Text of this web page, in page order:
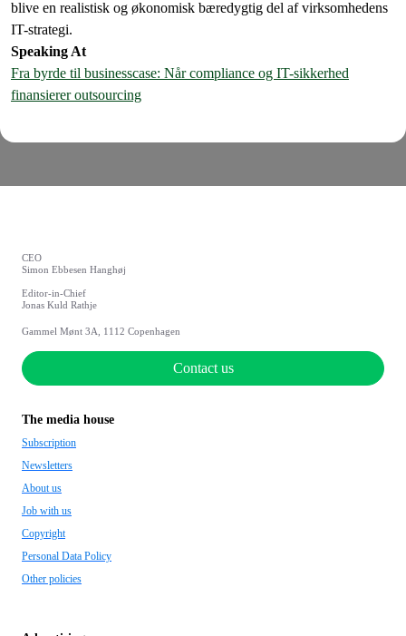
blive en realistisk og økonomisk bæredygtig del af virksomhedens
IT-strategi.
Speaking At
Fra byrde til businesscase: Når compliance og IT-sikkerhed
finansierer outsourcing
CEO
Simon Ebbesen Hanghøj
Editor-in-Chief
Jonas Kuld Rathje
Gammel Mønt 3A, 1112 Copenhagen
Contact us
The media house
Subscription
Newsletters
About us
Job with us
Copyright
Personal Data Policy
Other policies